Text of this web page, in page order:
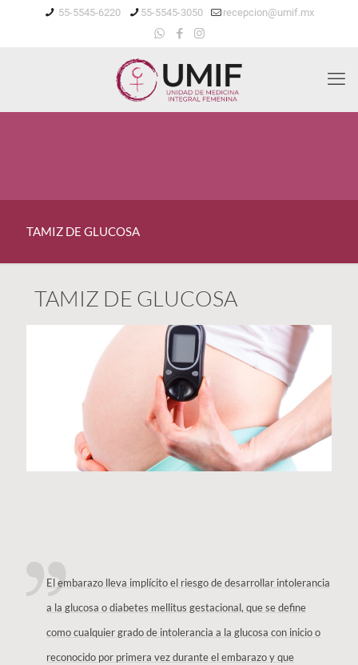
55-5545-6220 55-5545-3050 recepcion@umif.mx
TAMIZ DE GLUCOSA
TAMIZ DE GLUCOSA
El embarazo lleva implícito el riesgo de desarrollar intolerancia
a la glucosa o diabetes mellitus gestacional, que se define
como cualquier grado de intolerancia a la glucosa con inicio o
reconocido por primera vez durante el embarazo y que